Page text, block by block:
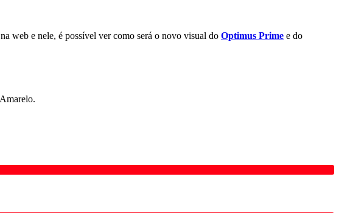
web e nele, é possível ver como será o novo visual do Optimus Prime e do